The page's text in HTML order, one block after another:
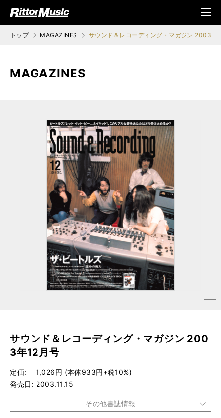
ジック (Rittor Musi
メニ
ュ
トップ MAGAZINES サウンド＆レコーディング・マガジン 2003年
MAGAZINES
拡大す
サウンド＆レコーディング・マガジン 200
3年12月号
定価
1,026円 (本体933円+税10%)
発売日
2003.11.15
その他書誌情報